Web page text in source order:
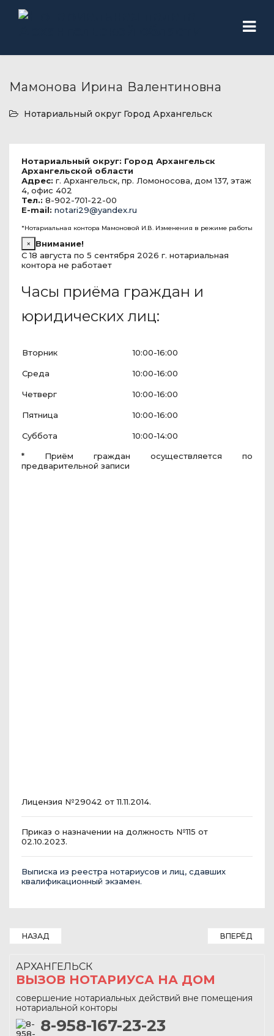
Мамонова Ирина Валентиновна
Нотариальный округ Город Архангельск
Нотариальный округ: Город Архангельск
Архангельской области
Адрес: г. Архангельск, пр. Ломоносова, дом 137, этаж
4, офис 402
Тел.: 8-902-701-22-00
E-mail: notari29@yandex.ru
*Нотариальная контора Мамоновой И.В. Изменения в режиме работы
×
Внимание!
С 18 августа по 5 сентября 2026 г. нотариальная
контора не работает
Часы приёма граждан и
юридических лиц:
Вторник 10:00-16:00
Среда 10:00-16:00
Четверг 10:00-16:00
Пятница 10:00-16:00
Суббота 10:00-14:00
* Приём граждан осуществляется по
предварительной записи
Лицензия №29042 от 11.11.2014.
Приказ о назначении на должность №115 от
02.10.2023.
Выписка из реестра нотариусов и лиц, сдавших
квалификационный экзамен.
НАЗАД ВПЕРЁД
АРХАНГЕЛЬСК
ВЫЗОВ НОТАРИУСА НА ДОМ
совершение нотариальных действий вне помещения
нотариальной конторы
8-958-167-23-23